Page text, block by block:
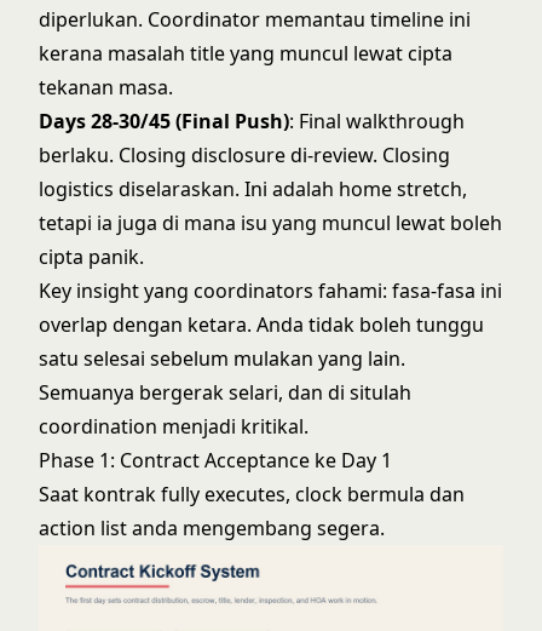
diperlukan. Coordinator memantau timeline ini
kerana masalah title yang muncul lewat cipta
tekanan masa.
Days 28-30/45 (Final Push): Final walkthrough
berlaku. Closing disclosure di-review. Closing
logistics diselaraskan. Ini adalah home stretch,
tetapi ia juga di mana isu yang muncul lewat boleh
cipta panik.
Key insight yang coordinators fahami: fasa-fasa ini
overlap dengan ketara. Anda tidak boleh tunggu
satu selesai sebelum mulakan yang lain.
Semuanya bergerak selari, dan di situlah
coordination menjadi kritikal.
Phase 1: Contract Acceptance ke Day 1
Saat kontrak fully executes, clock bermula dan
action list anda mengembang segera.